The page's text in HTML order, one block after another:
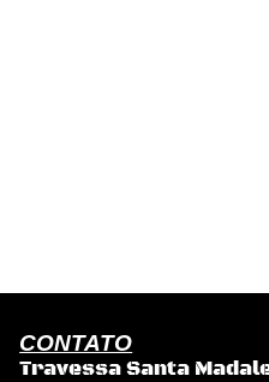
CONTATO
Travessa Santa